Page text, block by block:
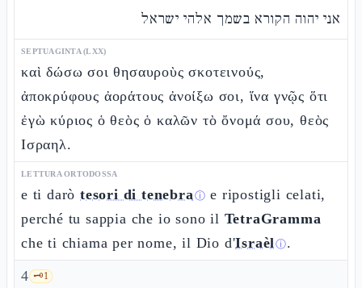
אני יהוה הקורא בשמך אלהי ישראל
SEPTUAGINTA (LXX)
καὶ δώσω σοι θησαυροὺς σκοτεινούς,
ἀποκρύφους ἀοράτους ἀνοίξω σοι, ἵνα γνῷς ὅτι
ἐγὼ κύριος ὁ θεὸς ὁ καλῶν τὸ ὄνομά σου, θεὸς
Ισραηλ.
LETTURA ORTODOSSA
e ti darò tesori di tenebraⓘ e ripostigli celati,
perché tu sappia che io sono il TetraGramma
che ti chiama per nome, il Dio d'Israèlⓘ.
4 🗝️1